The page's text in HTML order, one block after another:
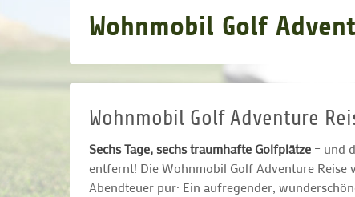
Wohnmobil Golf
Wohnmobil Golf Adventure
Sechs Tage, sechs traumhafte Golfplätze – und
entfernt! Die Wohnmobil Golf Adventure Reise
Abendteuer pur: Ein aufregender,